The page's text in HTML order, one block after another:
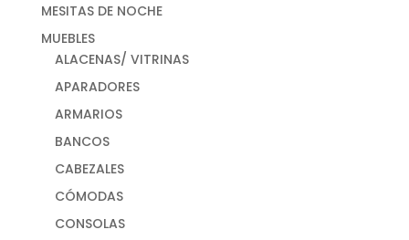
MESITAS DE NOCHE
MUEBLES
ALACENAS/ VITRINAS
APARADORES
ARMARIOS
BANCOS
CABEZALES
CÓMODAS
CONSOLAS